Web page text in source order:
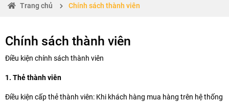
Trang chủ Chính sách thành viên
Chính sách thành viên
Điều kiện chính sách thành viên
1. Thẻ thành viên
Điều kiện cấp thẻ thành viên: Khi khách hàng mua hàng trên hệ thống